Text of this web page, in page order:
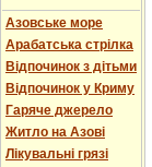
Азовське море
Арабатська стрілка
Відпочинок з дітьми
Відпочинок у Криму
Гаряче джерело
Житло на Азові
Лікувальні грязі